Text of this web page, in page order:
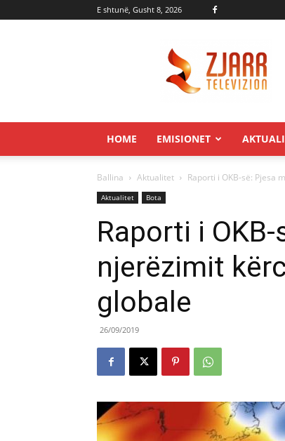
E shtunë, Gusht 8, 2026
HOME EMISIONET
Ballina Aktualitet Raporti i OKB-së: Pjesa
Aktualitet Bota
Raporti i
njerëzimit
globale
26/09/2019